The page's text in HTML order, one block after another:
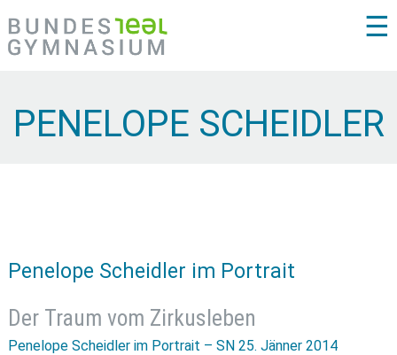
☰
PENELOPE SCHEIDLER
Penelope Scheidler im Portrait
Der Traum vom Zirkusleben
Penelope Scheidler im Portrait – SN 25. Jänner 2014